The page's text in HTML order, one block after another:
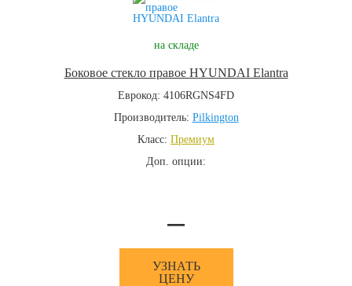
на складе
Боковое стекло правое HYUNDAI Elantra
Еврокод: 4106RGNS4FD
Производитель: Pilkington
Класс: Премиум
Доп. опции:
—
УЗНАТЬ
ЦЕНУ